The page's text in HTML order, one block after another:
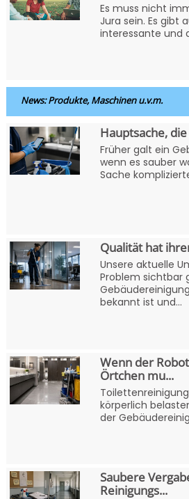
Es muss nicht
Jura sein. Es gibt
interessante und
News: Produkte, Maschinen u.v.m.
Hauptsache,
Früher galt ein
wenn es sauber
Sache
Qualität hat
Unsere aktuelle
Problem sichtbar
bekannt ist und...
Wenn der
Örtchen mu...
körperlich
der
Saubere
Reinigungs...